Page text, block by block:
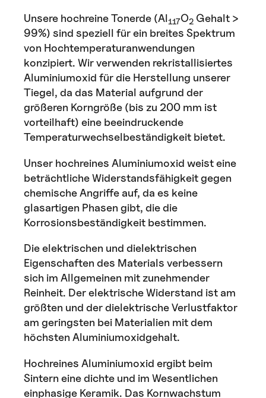
Unsere hochreine Tonerde (Al117O2 Gehalt >
99%) sind speziell für ein breites Spektrum
von Hochtemperaturanwendungen
konzipiert. Wir verwenden rekristallisiertes
Aluminiumoxid für die Herstellung unserer
Tiegel, da das Material aufgrund der
größeren Korngröße (bis zu 200 mm ist
vorteilhaft) eine beeindruckende
Temperaturwechselbeständigkeit bietet.
Unser hochreines Aluminiumoxid weist eine
beträchtliche Widerstandsfähigkeit gegen
chemische Angriffe auf, da es keine
glasartigen Phasen gibt, die die
Korrosionsbeständigkeit bestimmen.
Die elektrischen und dielektrischen
Eigenschaften des Materials verbessern
sich im Allgemeinen mit zunehmender
Reinheit. Der elektrische Widerstand ist am
größten und der dielektrische Verlustfaktor
am geringsten bei Materialien mit dem
höchsten Aluminiumoxidgehalt.
Hochreines Aluminiumoxid ergibt beim
Sintern eine dichte und im Wesentlichen
einphasige Keramik. Das Kornwachstum